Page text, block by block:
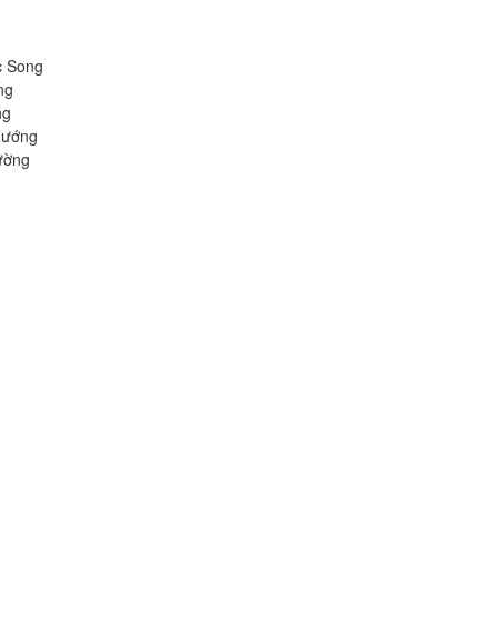
Song